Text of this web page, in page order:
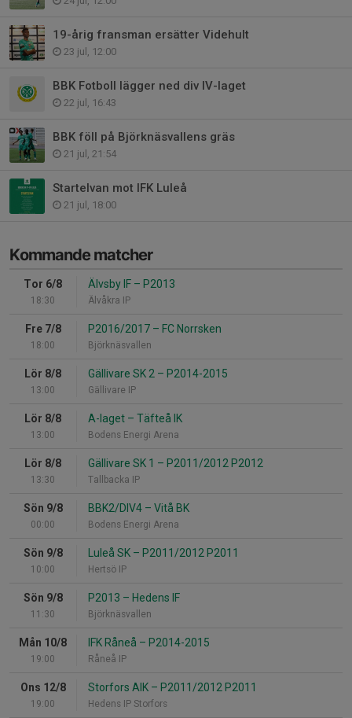
19-årig fransman ersätter Videhult
23 jul, 12:00
BBK Fotboll lägger ned div IV-laget
22 jul, 16:43
BBK föll på Björknäsvallens gräs
21 jul, 21:54
Startelvan mot IFK Luleå
21 jul, 18:00
Kommande matcher
Tor 6/8
18:30
Älvsby IF – P2013
Älvåkra IP
Fre 7/8
18:00
P2016/2017 – FC Norrsken
Björknäsvallen
Lör 8/8
13:00
Gällivare SK 2 – P2014-2015
Gällivare IP
Lör 8/8
13:00
A-laget – Täfteå IK
Bodens Energi Arena
Lör 8/8
13:30
Gällivare SK 1 – P2011/2012 P2012
Tallbacka IP
Sön 9/8
00:00
BBK2/DIV4 – Vitå BK
Bodens Energi Arena
Sön 9/8
10:00
Luleå SK – P2011/2012 P2011
Hertsö IP
Sön 9/8
11:30
P2013 – Hedens IF
Björknäsvallen
Mån 10/8
19:00
IFK Råneå – P2014-2015
Råneå IP
Ons 12/8
19:00
Storfors AIK – P2011/2012 P2011
Hedens IP Storfors